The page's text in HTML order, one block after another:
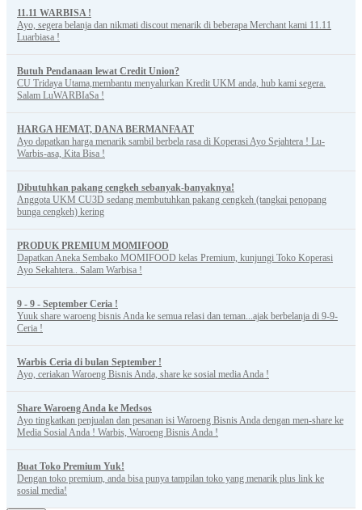
11.11 WARBISA !
Ayo, segera belanja dan nikmati discout menarik di beberapa Merchant kami 11.11
Luarbiasa !
Butuh Pendanaan lewat Credit Union?
CU Tridaya Utama,membantu menyalurkan Kredit UKM anda, hub kami segera.
Salam LuWARBIaSa !
HARGA HEMAT, DANA BERMANFAAT
Ayo dapatkan harga menarik sambil berbela rasa di Koperasi Ayo Sejahtera ! Lu-
Warbis-asa, Kita Bisa !
Dibutuhkan pakang cengkeh sebanyak-banyaknya!
Anggota UKM CU3D sedang membutuhkan pakang cengkeh (tangkai penopang
bunga cengkeh) kering
PRODUK PREMIUM MOMIFOOD
Dapatkan Aneka Sembako MOMIFOOD kelas Premium, kunjungi Toko Koperasi
Ayo Sekahtera.. Salam Warbisa !
9 - 9 - September Ceria !
Yuuk share waroeng bisnis Anda ke semua relasi dan teman...ajak berbelanja di 9-9-
Ceria !
Warbis Ceria di bulan September !
Ayo, ceriakan Waroeng Bisnis Anda, share ke sosial media Anda !
Share Waroeng Anda ke Medsos
Ayo tingkatkan penjualan dan pesanan isi Waroeng Bisnis Anda dengan men-share ke
Media Sosial Anda ! Warbis, Waroeng Bisnis Anda !
Buat Toko Premium Yuk!
Dengan toko premium, anda bisa punya tampilan toko yang menarik plus link ke
sosial media!